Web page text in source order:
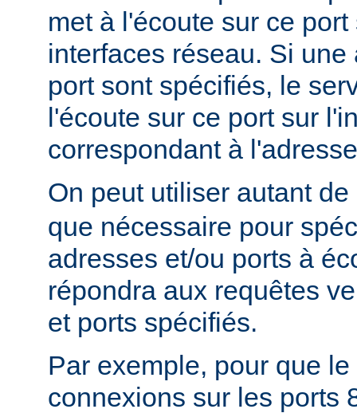
met à l'écoute sur ce
interfaces réseau. Si une
port sont spécifiés, le
l'écoute sur ce port sur
correspondant à
On peut utiliser autant
que nécessaire pour
adresses et/ou ports à
répondra aux requêtes
et ports spécifiés.
Par exemple, pour que
connexions sur les ports